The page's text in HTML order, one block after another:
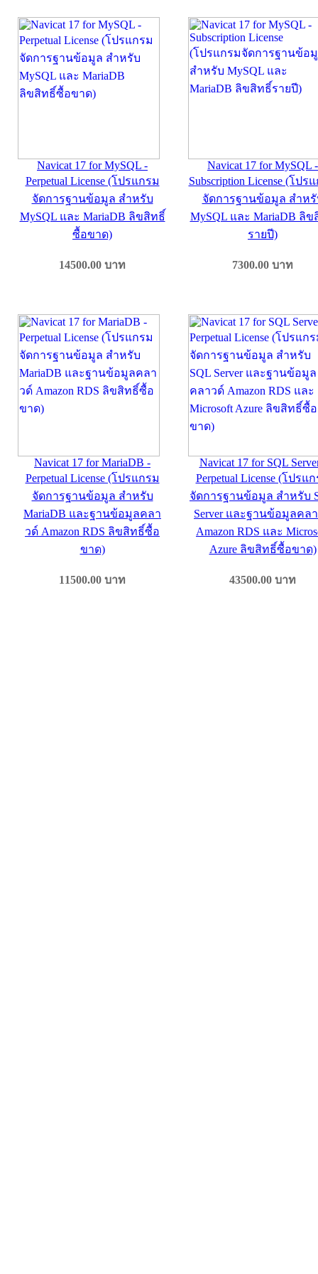
Navicat 17 for MySQL -
Perpetual License (โปรแกรม
จัดการฐานข้อมูล สำหรับ
MySQL และ MariaDB ลิขสิทธิ์
ซื้อขาด)
14500.00 บาท
Navicat 17 for MySQL -
Subscription License (โปร
จัดการฐานข้อมูล สำห
MySQL และ MariaDB ลิ
รายปี)
7300.00 บาท
Navicat 17 for MariaDB -
Perpetual License (โปรแกรม
จัดการฐานข้อมูล สำหรับ
MariaDB และฐานข้อมูลคลา
วด์ Amazon RDS ลิขสิทธิ์ซื้อ
ขาด)
11500.00 บาท
Navicat 17 for SQL
Perpetual License (โปรแ
จัดการฐานข้อมูล สำหรับ
Server และฐานข้อมูลคล
Amazon RDS และ
Azure ลิขสิทธิ์ซื้อขาด)
43500.00 บาท